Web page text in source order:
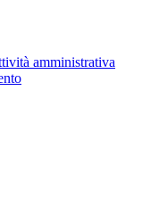
amministrativa